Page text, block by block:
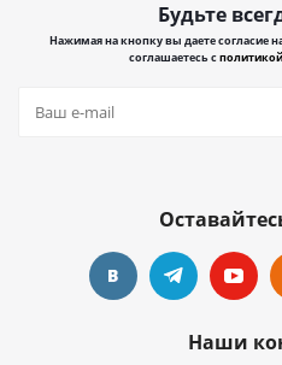
Будьте
Нажимая на кнопку вы даете согласие
соглашаетесь с
Наши